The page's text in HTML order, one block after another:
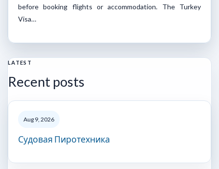
before booking flights or accommodation. The Turkey
Visa…
LATEST
Recent posts
Aug 9, 2026
Судовая Пиротехника